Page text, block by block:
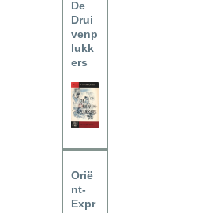
De
Drui
venp
lukk
ers
Orië
nt-
Expr